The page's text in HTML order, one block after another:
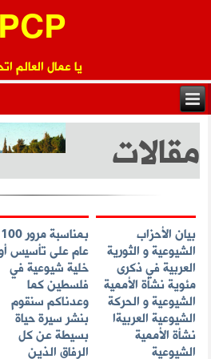
PCP
يا عمال العالم
مقالات
بيان الأحزاب
الشيوعية و الثورية
العربية في ذكرى
مئوية نشأة الأممية
الشيوعية و الحركة
الشيوعية العربيةا
نشأة الأممية
الشيوعية
بمناسبة مرور 100
عام على تأسيس
خلية شيوعية في
فلسطين كما
وعدناكم سنقوم
بنشر سيرة حياة
بسيطة عن كل
الرفاق الذين